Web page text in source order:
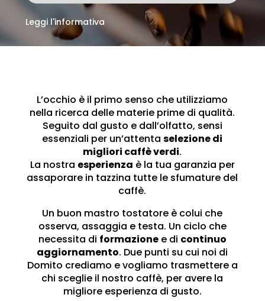
Leggi l'informativa
L’occhio è il primo senso che utilizziamo
nella ricerca delle materie prime di qualità.
Seguito dal gusto e dall’olfatto, sensi
essenziali per un’attentaselezione di
migliori caffè verdi.
La nostra esperienza è la tua garanzia per
assaporare in tazzina tutte le sfumature del
caffè.
Un buon mastro tostatore è colui che
osserva, assaggia e testa. Un ciclo che
necessita di formazionee di continuo
aggiornamento. Due punti su cui noi di
Domito crediamo e vogliamo trasmettere a
chi sceglie il nostro caffè, per avere la
migliore esperienza di gusto.